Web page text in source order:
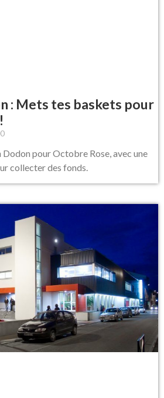
: Mets tes baskets pour
Dodon pour Octobre Rose, avec une
collecter des fonds.